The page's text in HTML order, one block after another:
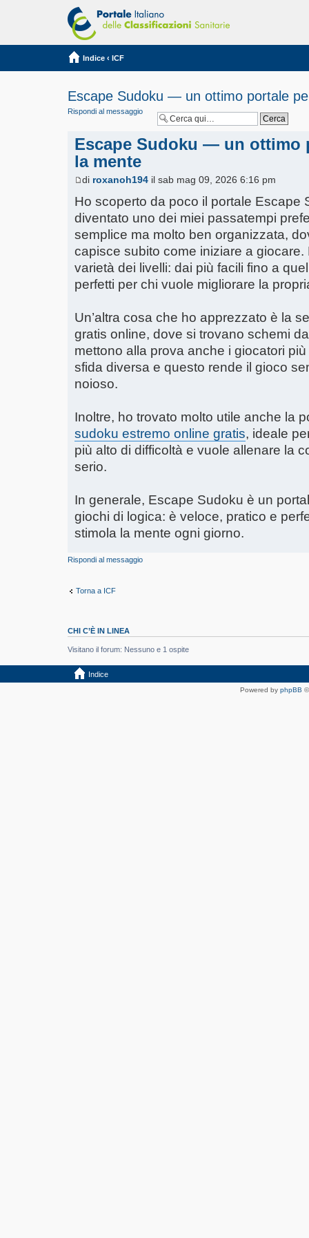
Indice ‹ ICF
Escape Sudoku — un ottimo portale
Rispondi al messaggio
Escape Sudoku — un ottimo
la mente
di roxanoh194 il sab mag 09, 2026 6:16 pm
Ho scoperto da poco il portale Escape
diventato uno dei miei passatempi
semplice ma molto ben organizzata,
capisce subito come iniziare a giocare.
varietà dei livelli: dai più facili fino a
perfetti per chi vuole migliorare la
Un’altra cosa che ho apprezzato è la
gratis online, dove si trovano schemi
mettono alla prova anche i giocatori
sfida diversa e questo rende il gioco
noioso.
Inoltre, ho trovato molto utile anche la
sudoku estremo online gratis, ideale
più alto di difficoltà e vuole allenare la
serio.
In generale, Escape Sudoku è un
giochi di logica: è veloce, pratico e
stimola la mente ogni giorno.
Rispondi al messaggio
Torna a ICF
CHI C’È IN LINEA
Visitano il forum: Nessuno e 1 ospite
Indice
Powered by phpBB